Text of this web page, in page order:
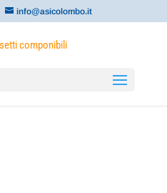
info@asicolombo.it